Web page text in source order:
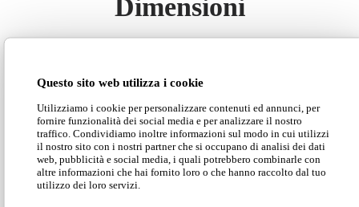
Questo sito web utilizza i cookie
Utilizziamo i cookie per personalizzare contenuti ed annunci, per
fornire funzionalità dei social media e per analizzare il nostro
traffico. Condividiamo inoltre informazioni sul modo in cui utilizzi
il nostro sito con i nostri partner che si occupano di analisi dei dati
web, pubblicità e social media, i quali potrebbero combinarle con
altre informazioni che hai fornito loro o che hanno raccolto dal tuo
utilizzo dei loro servizi.
Dimensioni
Scarica il catalogo Divinitas
Scarica il listino